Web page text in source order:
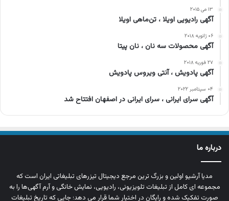
۱۳ می ۲۰۱۵
آگهی رادیویی اویلا ، تن‌ماهی اویلا
۰۶ ژانویه ۲۰۱۸
آگهی محصولات سه نان ، نان پیتا
۲۷ فوریه ۲۰۱۸
آگهی پادویش ، آنتی ویروس پادویش
۰۴ سپتامبر ۲۰۲۲
آگهی سرای ایرانی ، سرای ایرانی در اصفهان افتتاح شد
درباره ما
مدیا آرشیو اولین و بزرگ‌ ترین مرجع دیجیتال تیزرهای تبلیغاتی ایران است که
مجموعه‌ ای کامل از تبلیغات تلویزیونی، رادیویی، نمایش خانگی و آرم‌ آگهی‌ها را به‌
صورت تفکیک‌ شده و رایگان در اختیار شما قرار می‌ دهد؛ جایی که تاریخ تبلیغات